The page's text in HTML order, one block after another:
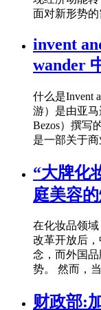
面对新形势的
invent
wander
什么是Invent
游）是由亚马
Bezos）撰写
是一部关于
“大牌化
庭美容
在化妆品领域
改革开放后
念，而外国
势。 然而，
财政部: